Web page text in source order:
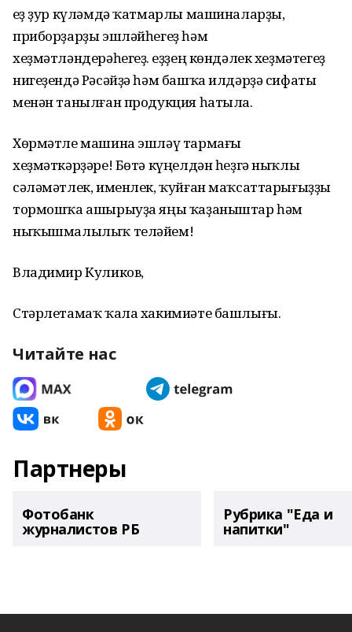
Һеҙ ҙур күләмдә ҡатмарлы машиналарҙы,
приборҙарҙы эшләйһегеҙ һәм
хеҙмәтләндерәһегеҙ. Һеҙҙең көндәлек хеҙмәтегеҙ
нигеҙендә Рәсәйҙә һәм башҡа илдәрҙә сифаты
менән танылған продукция һатыла.
Хөрмәтле машина эшләү тармағы
хеҙмәткәрҙәре! Бөтә күңелдән һеҙгә ныҡлы
сәләмәтлек, именлек, ҡуйған маҡсаттарығыҙҙы
тормошҡа ашырыуҙа яңы ҡаҙаныштар һәм
ныҡышмалылыҡ теләйем!
Владимир Куликов,
Стәрлетамаҡ ҡала хакимиәте башлығы.
Читайте нас
Партнеры
Фотобанк
журналистов РБ
Рубрика "Еда и
напитки"